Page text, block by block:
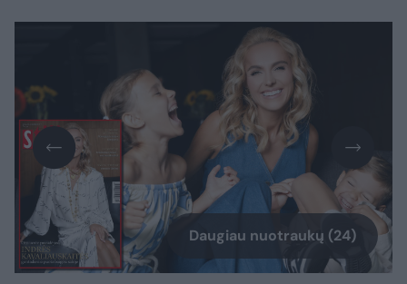
Daugiau nuotraukų (24)